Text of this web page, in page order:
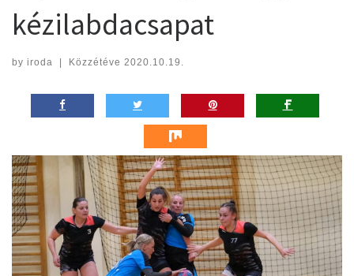
kézilabdacsapat
by iroda | Közzétéve 2020.10.19.